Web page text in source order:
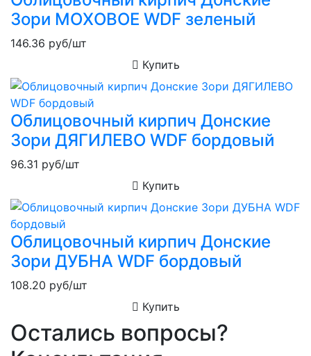
Зори МОХОВОЕ WDF зеленый
146.36 руб/шт
Купить
Облицовочный кирпич Донские
Зори ДЯГИЛЕВО WDF бордовый
96.31 руб/шт
Купить
Облицовочный кирпич Донские
Зори ДУБНА WDF бордовый
108.20 руб/шт
Купить
Остались вопросы?